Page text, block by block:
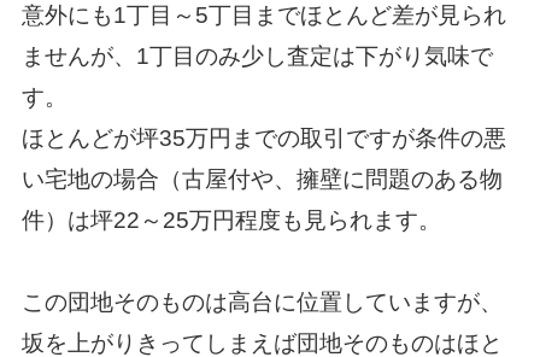
意外にも1丁目～5丁目までほとんど差が見られ
ませんが、1丁目のみ少し査定は下がり気味で
す。
ほとんどが坪35万円までの取引ですが条件の悪
い宅地の場合（古屋付や、擁壁に問題のある物
件）は坪22～25万円程度も見られます。
この団地そのものは高台に位置していますが、
坂を上がりきってしまえば団地そのものはほと